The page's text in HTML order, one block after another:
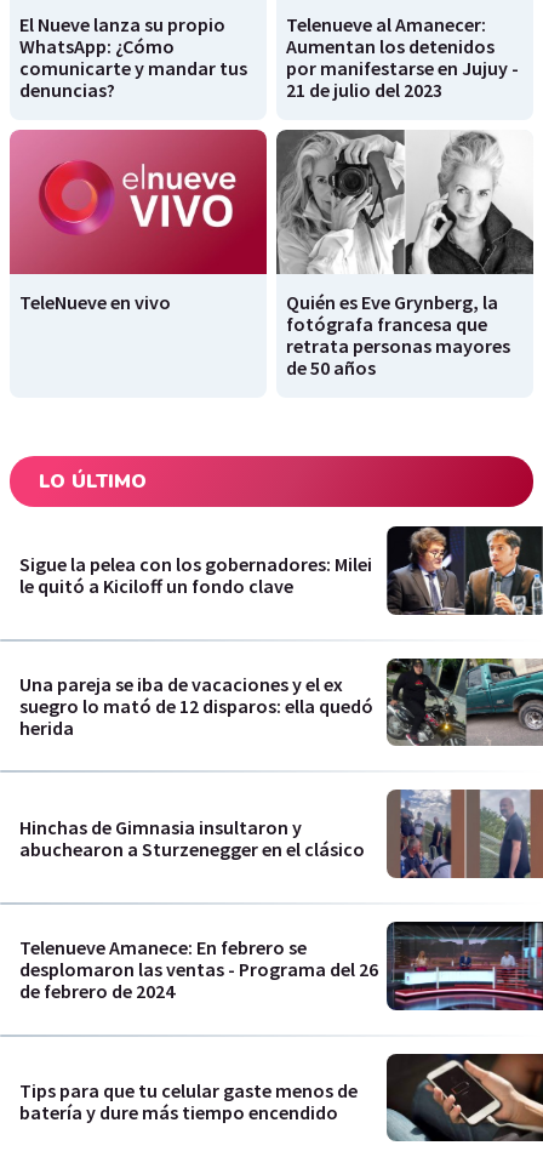
El Nueve lanza su propio
WhatsApp: ¿Cómo
comunicarte y mandar tus
denuncias?
Telenueve al Amanecer:
Aumentan los detenidos
por manifestarse en Jujuy -
21 de julio del 2023
TeleNueve en vivo
Quién es Eve Grynberg, la
fotógrafa francesa que
retrata personas mayores
de 50 años
LO ÚLTIMO
Sigue la pelea con los gobernadores: Milei
le quitó a Kiciloff un fondo clave
Una pareja se iba de vacaciones y el ex
suegro lo mató de 12 disparos: ella quedó
herida
Hinchas de Gimnasia insultaron y
abuchearon a Sturzenegger en el clásico
Telenueve Amanece: En febrero se
desplomaron las ventas - Programa del 26
de febrero de 2024
Tips para que tu celular gaste menos de
batería y dure más tiempo encendido